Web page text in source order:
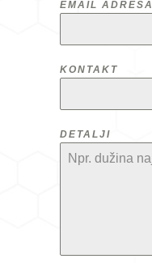
EMAIL ADRESA
KONTAKT
DETALJI